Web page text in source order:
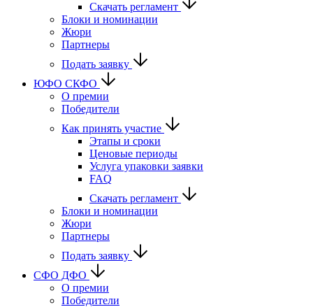
Скачать регламент
Блоки и номинации
Жюри
Партнеры
Подать заявку
ЮФО СКФО
О премии
Победители
Как принять участие
Этапы и сроки
Ценовые периоды
Услуга упаковки заявки
FAQ
Скачать регламент
Блоки и номинации
Жюри
Партнеры
Подать заявку
CФО ДФО
О премии
Победители